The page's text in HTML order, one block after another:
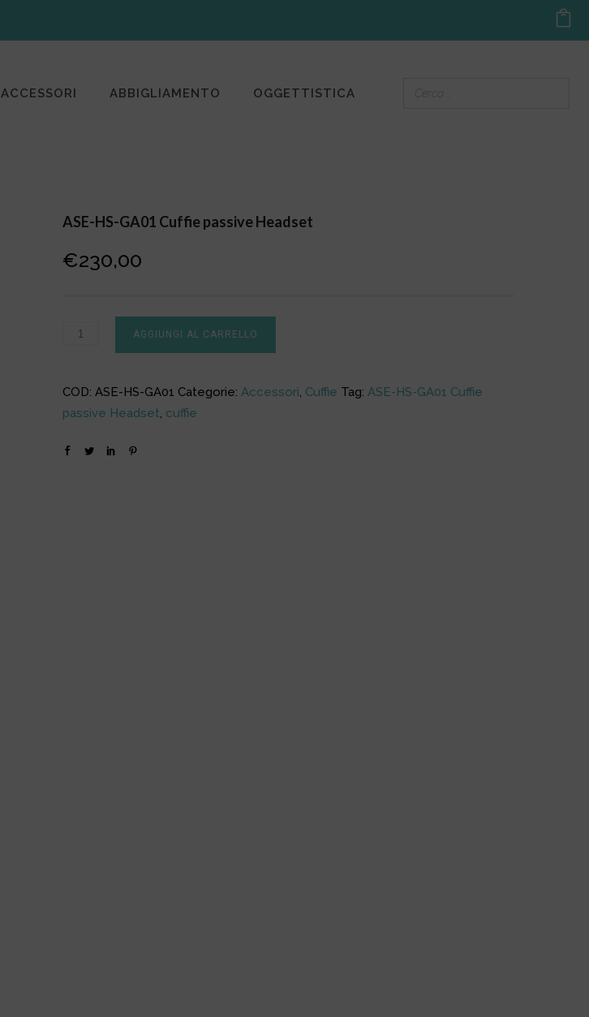
ACCESSORI ABBIGLIAMENTO OGGETTISTICA
ASE-HS-GA01 Cuffie passive Headset
€230,00
AGGIUNGI AL CARRELLO
COD:ASE-HS-GA01 Categorie:Accessori, Cuffie Tag:ASE-HS-GA01 Cuffie
passive Headset, cuffie